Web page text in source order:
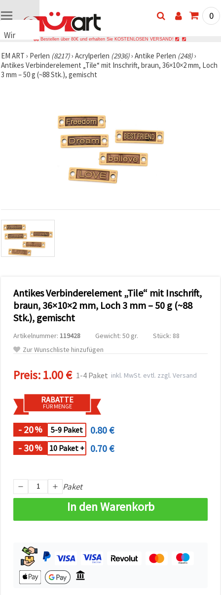
Wir
Cookies
🍪 Wir
verwenden
Datenverkehr
zu
analysieren
relevantere
Unterstützung
unserer
Partner für
Analyse
Marketing.
ablehnen
den
Einstellungen
individuell
festlegen.
Einwilligung
können Sie
jederzeit
widerrufen.
Impressum
Datenschutzerklärung
akzeptieren
Cookie-
Einstellungen
0
Bestellen über 80€ und erhalten Sie KOSTENLOSEN VERSAND!
EM ART › Perlen (8217)› Acrylperlen (2936)› Antike Perlen (248)›
Antikes Verbinderelement „Tile“ mit Inschrift, braun, 36×10×2 mm, Loch
3 mm – 50 g (~88 Stk.), gemischt
Antikes Verbinderelement „Tile“ mit Inschrift,
braun, 36×10×2 mm, Loch 3 mm – 50 g (~88
Stk.), gemischt
Artikelnummer: 119428 Gewicht: 50 gr.
Stück: 88
Zur Wunschliste hinzufügen
Preis:1.00 € 1-4 Paket inkl. MwSt. evtl. zzgl. Versand
RABATTE
FÜR MENGE
- 20% 5-9 Paket
0.80 €
- 30% 10 Paket + 0.70 €
Paket
In den Warenkorb